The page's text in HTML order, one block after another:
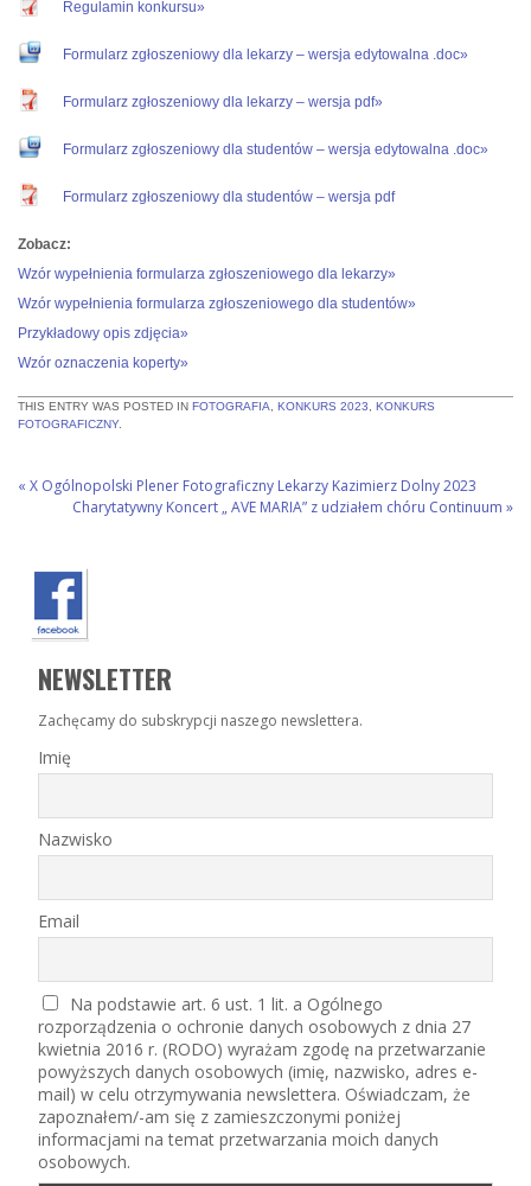
Regulamin konkursu»
Formularz zgłoszeniowy dla lekarzy – wersja edytowalna .doc»
Formularz zgłoszeniowy dla lekarzy – wersja pdf»
Formularz zgłoszeniowy dla studentów – wersja edytowalna .doc»
Formularz zgłoszeniowy dla studentów – wersja pdf
Zobacz:
Wzór wypełnienia formularza zgłoszeniowego dla lekarzy»
Wzór wypełnienia formularza zgłoszeniowego dla studentów»
Przykładowy opis zdjęcia»
Wzór oznaczenia koperty»
THIS ENTRY WAS POSTED IN FOTOGRAFIA, KONKURS 2023, KONKURS
FOTOGRAFICZNY.
« X Ogólnopolski Plener Fotograficzny Lekarzy Kazimierz Dolny 2023
Charytatywny Koncert „ AVE MARIA” z udziałem chóru Continuum »
NEWSLETTER
Zachęcamy do subskrypcji naszego newslettera.
Imię
Nazwisko
Email
Na podstawie art. 6 ust. 1 lit. a Ogólnego
rozporządzenia o ochronie danych osobowych z dnia 27
kwietnia 2016 r. (RODO) wyrażam zgodę na przetwarzanie
powyższych danych osobowych (imię, nazwisko, adres e-
mail) w celu otrzymywania newslettera. Oświadczam, że
zapoznałem/-am się z zamieszczonymi poniżej
informacjami na temat przetwarzania moich danych
osobowych.